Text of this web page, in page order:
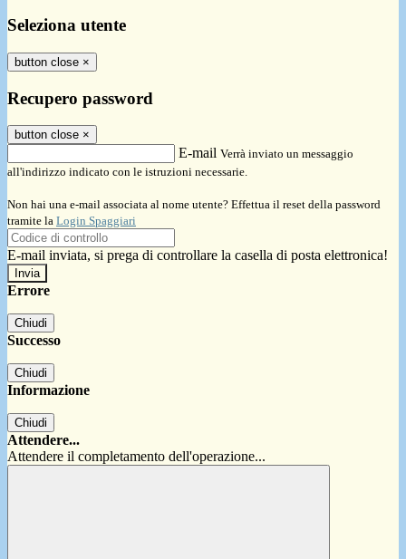
Seleziona utente
button close ×
Recupero password
button close ×
E-mail Verrà inviato un messaggio
all'indirizzo indicato con le istruzioni necessarie.
Non hai una e-mail associata al nome utente? Effettua il reset della password
tramite la Login Spaggiari
E-mail inviata, si prega di controllare la casella di posta elettronica!
Errore
Chiudi
Successo
Chiudi
Informazione
Chiudi
Attendere...
Attendere il completamento dell'operazione...